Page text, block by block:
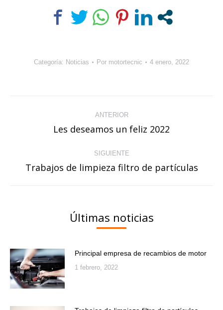
Categoría: Noticias Por motortecnic 4 enero, 2022
publicaciones
ANTERIOR
Publicación
Les deseamos un feliz 2022
SIGUIENTE
Publicación
Trabajos de limpieza filtro de partículas
Últimas noticias
Principal empresa de recambios de motor
1 febrero, 2022